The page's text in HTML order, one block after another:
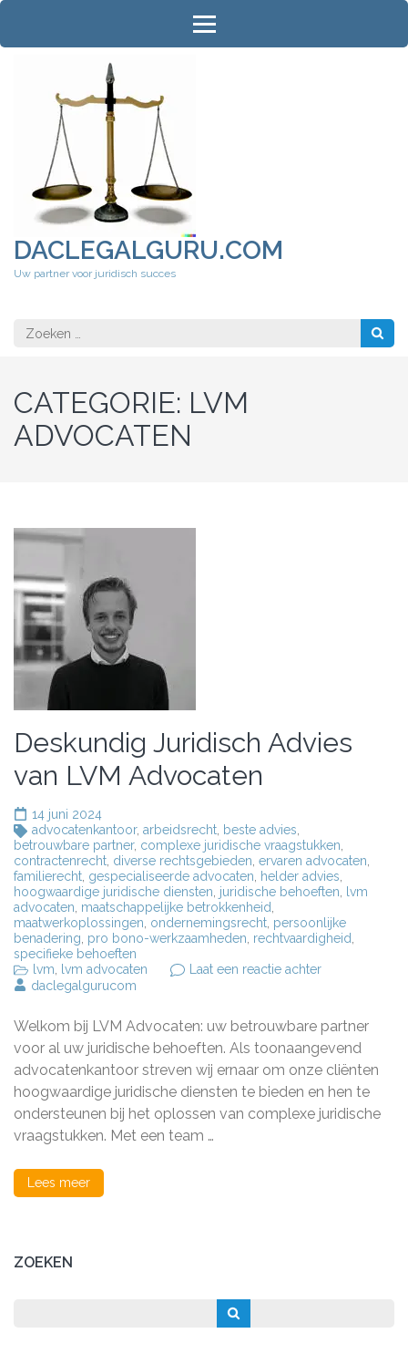
Ga
inhoud
DACLEGALGURU.COM
Uw partner voor juridisch succes
Zoeken
naar:
CATEGORIE: LVM
ADVOCATEN
Deskundig Juridisch Advies
van LVM Advocaten
14 juni 2024
advocatenkantoor, arbeidsrecht beste advies
betrouwbare partner, complexe juridische vraagstukken
contractenrecht diverse rechtsgebieden ervaren advocaten
familierecht gespecialiseerde advocaten helder advies
hoogwaardige juridische diensten juridische behoeften
lvm
advocaten maatschappelijke betrokkenheid
maatwerkoplossingen ondernemingsrecht persoonlijke
benadering pro bono-werkzaamheden rechtvaardigheid
specifieke behoeften
lvm
lvm advocaten Laat een reactie achterop
van
LVM
Advocaten
daclegalgurucom
Welkom bij LVM Advocaten: uw betrouwbare partner
voor al uw juridische behoeften. Als toonaangevend
advocatenkantoor streven wij ernaar om onze cliënten
hoogwaardige juridische diensten te bieden en hen te
ondersteunen bij het oplossen van complexe juridische
vraagstukken. Met een team …
Lees meer
ZOEKEN